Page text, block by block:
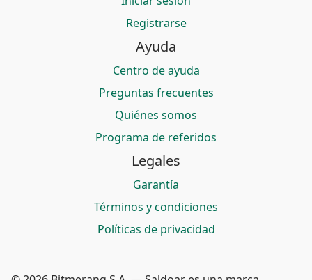
Registrarse
Ayuda
Centro de ayuda
Preguntas frecuentes
Quiénes somos
Programa de referidos
Legales
Garantía
Términos y condiciones
Políticas de privacidad